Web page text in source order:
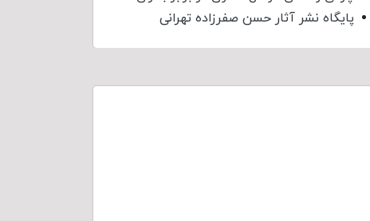
پایگاه نشر آثار حسن صفرزاده تهرانی